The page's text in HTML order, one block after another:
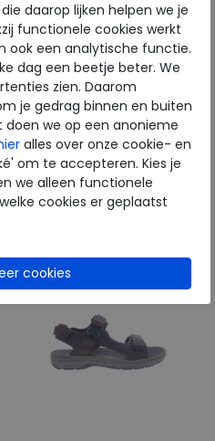
ECCO
Irving potting soil
€ 119,99
€ 95,99
Beschikbare maten
45 46
daarop lijken helpen we je
functionele cookies werkt
ook een analytische functie.
dag een beetje beter. We
zien. Daarom
je gedrag binnen en buiten
doen we op een anonieme
alles over onze cookie- en
om te accepteren. Kies je
we alleen functionele
cookies er geplaatst